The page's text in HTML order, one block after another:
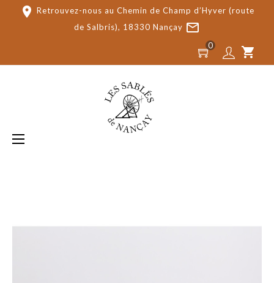
place Retrouvez-nous au Chemin de Champ d’Hyver (route
de Salbris), 18330 Nançay mail_outline
0 shopping_cart
Basculer
la
☰